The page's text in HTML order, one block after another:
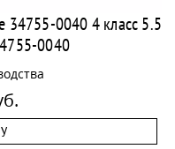
0040 4 класс 5.5
0040